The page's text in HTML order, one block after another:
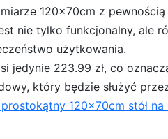
120x70cm z
nie tylko funkcjonalny, ale
użytkowania.
jedynie 223.99 zł, co
który będzie służyć
120x70cm stół